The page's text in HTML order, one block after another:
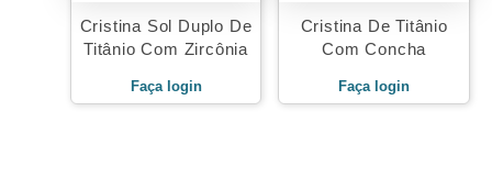
Cristina Sol Duplo De
Titânio Com Zircônia
Faça login
Cristina De Titânio
Com Concha
Faça login